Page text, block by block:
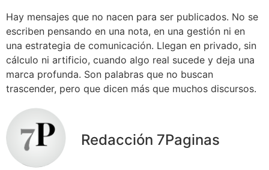
Hay mensajes que no nacen para ser publicados. No se
escriben pensando en una nota, en una gestión ni en
una estrategia de comunicación. Llegan en privado, sin
cálculo ni artificio, cuando algo real sucede y deja una
marca profunda. Son palabras que no buscan
trascender, pero que dicen más que muchos discursos.
Redacción 7Paginas